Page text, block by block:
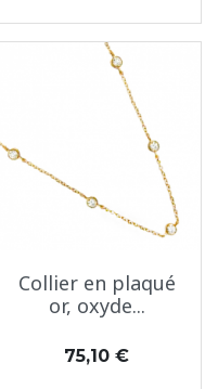
Collier en plaqué
or, oxyde...
Prix
75,10 €